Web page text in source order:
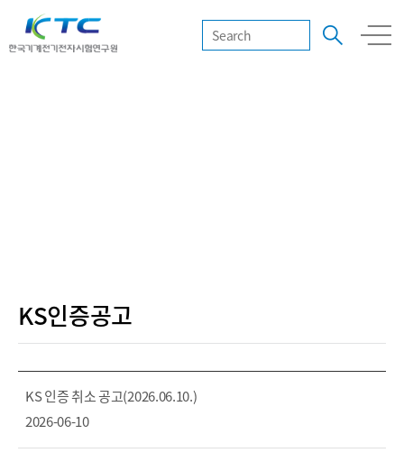
KS인증공고
KS 인증 취소 공고(2026.06.10.)
2026-06-10